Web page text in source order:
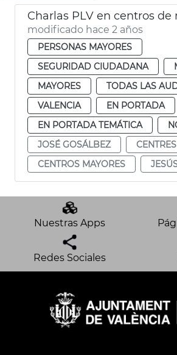
Charlas PLV en centros de
modificado hace 2 años
PERSONAS MAYORES
SEGURIDAD CIUDADANA
MAYORES
TODAS LAS
VALENCIA
EN PORTADA
EN PORTADA TEMÁTICA
JOSÉ GOSÁLBEZ
CENTROS MAYORES
Nuestras Apps
Redes Sociales